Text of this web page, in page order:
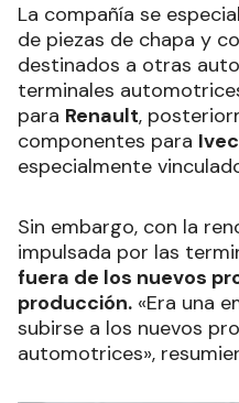
La compañía se
de piezas de chapa y
destinados a otras
terminales
para Renault,
componentes para
especialmente
Sin embargo, con la
impulsada por las
fuera de los nuevos
producción. «Era una
subirse a los nuevos
automotrices»,